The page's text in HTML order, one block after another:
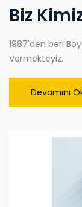
Biz
1987'den beri
Vermekteyiz.
Devamını